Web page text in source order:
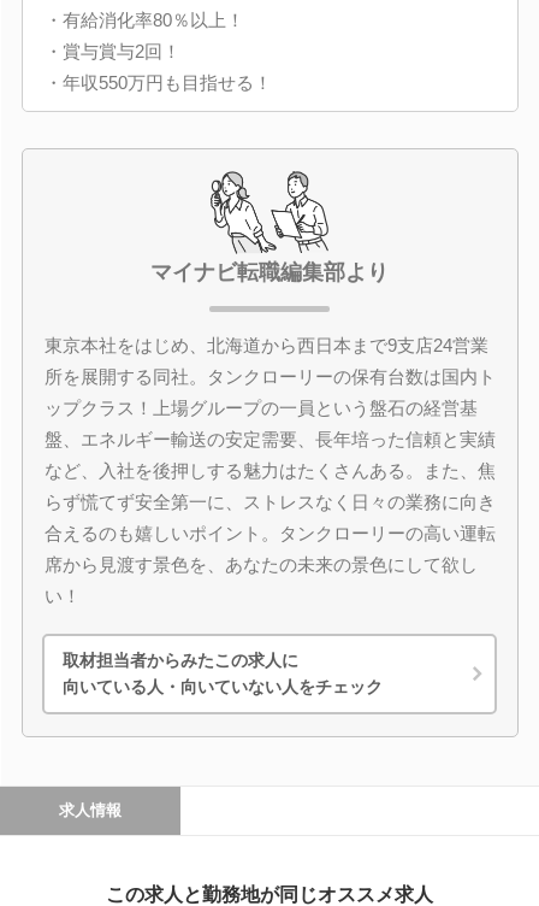
・有給消化率80％以上！
・賞与賞与2回！
・年収550万円も目指せる！
マイナビ転職編集部より
東京本社をはじめ、北海道から西日本まで9支店24営業
所を展開する同社。タンクローリーの保有台数は国内ト
ップクラス！上場グループの一員という盤石の経営基
盤、エネルギー輸送の安定需要、長年培った信頼と実績
など、入社を後押しする魅力はたくさんある。また、焦
らず慌てず安全第一に、ストレスなく日々の業務に向き
合えるのも嬉しいポイント。タンクローリーの高い運転
席から見渡す景色を、あなたの未来の景色にして欲し
い！
取材担当者からみたこの求人に
向いている人・向いていない人をチェック
求人情報
この求人と勤務地が同じオススメ求人